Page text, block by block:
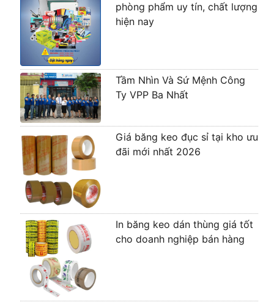
phòng phẩm uy tín, chất lượng
hiện nay
Tầm Nhìn Và Sứ Mệnh Công
Ty VPP Ba Nhất
Giá băng keo đục sỉ tại kho ưu
đãi mới nhất 2026
In băng keo dán thùng giá tốt
cho doanh nghiệp bán hàng